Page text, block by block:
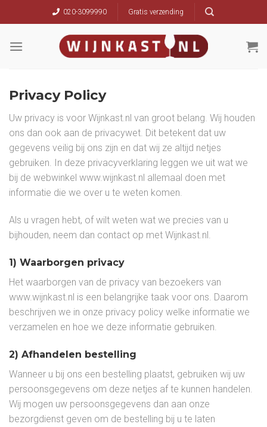
to
020-3099990 Gratis verzending
Privacy Policy
Uw privacy is voor Wijnkast.nl van groot belang. Wij houden
ons dan ook aan de privacywet. Dit betekent dat uw
gegevens veilig bij ons zijn en dat wij ze altijd netjes
gebruiken. In deze privacyverklaring leggen we uit wat we
bij de webwinkel www.wijnkast.nl allemaal doen met
informatie die we over u te weten komen.
Als u vragen hebt, of wilt weten wat we precies van u
bijhouden, neem dan contact op met Wijnkast.nl.
1) Waarborgen privacy
Het waarborgen van de privacy van bezoekers van
www.wijnkast.nl is een belangrijke taak voor ons. Daarom
beschrijven we in onze privacy policy welke informatie we
verzamelen en hoe we deze informatie gebruiken.
2) Afhandelen bestelling
Wanneer u bij ons een bestelling plaatst, gebruiken wij uw
persoonsgegevens om deze netjes af te kunnen handelen.
Wij mogen uw persoonsgegevens dan aan onze
bezorgdienst geven om de bestelling bij u te laten